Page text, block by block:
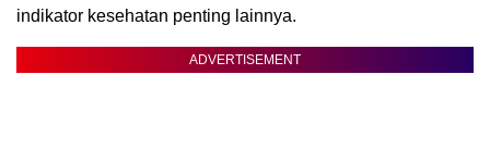
indikator kesehatan penting lainnya.
ADVERTISEMENT